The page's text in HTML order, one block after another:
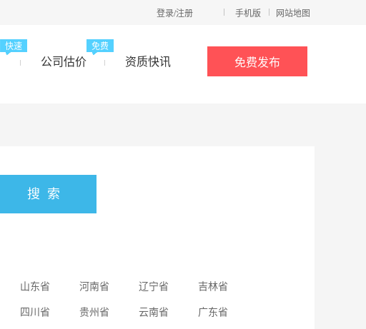
登录/注册 手机版 网站地图
快速
公司估价
免费
资质快讯 免费发布
山东省 河南省 辽宁省
吉林省
四川省 贵州省 云南省
广东省